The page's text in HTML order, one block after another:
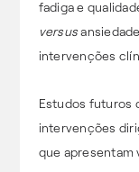
fadiga e
versus
intervenções
Estudos futuros
intervenções
que apresentam